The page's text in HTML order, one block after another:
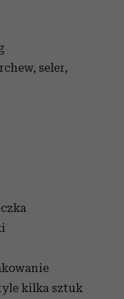
seler,
kilka sztuk